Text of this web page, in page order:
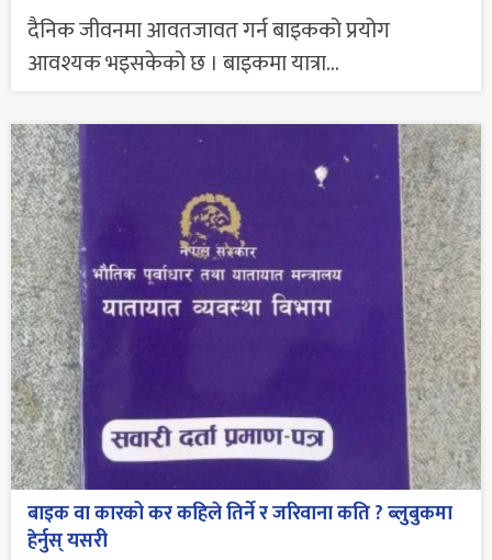
दैनिक जीवनमा आवतजावत गर्न बाइकको प्रयोग
आवश्यक भइसकेको छ । बाइकमा यात्रा...
बाइक वा कारको कर कहिले तिर्ने र जरिवाना कति ? ब्लुबुकमा
हेर्नुस् यसरी